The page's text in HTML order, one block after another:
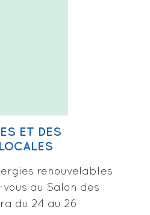
ET DES
renouvelables
au Salon des
du 24 au 26